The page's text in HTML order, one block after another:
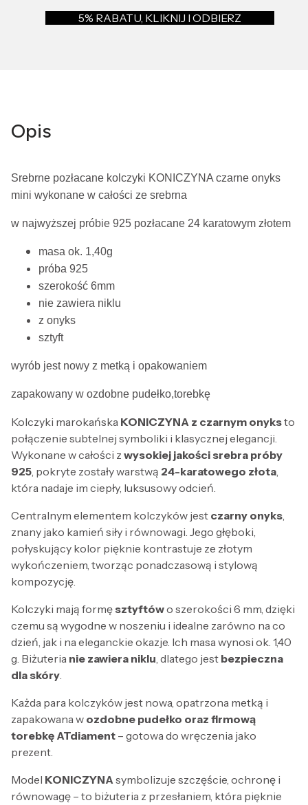
5% RABATU, KLIKNIJ I ODBIERZ
Opis
Srebrne pozłacane kolczyki KONICZYNA czarne onyks
mini wykonane w całości ze srebrna
w najwyższej próbie 925 pozłacane 24 karatowym złotem
masa ok. 1,40g
próba 925
szerokość 6mm
nie zawiera niklu
z onyks
sztyft
wyrób jest nowy z metką i opakowaniem
zapakowany w ozdobne pudełko,torebkę
Kolczyki marokańska KONICZYNA z czarnym onyksto
połączenie subtelnej symboliki i klasycznej elegancji.
Wykonane w całości z wysokiej jakości srebra próby
925, pokryte zostały warstwą 24-karatowego złota,
która nadaje im ciepły, luksusowy odcień.
Centralnym elementem kolczyków jest czarny onyks,
znany jako kamień siły i równowagi. Jego głęboki,
połyskujący kolor pięknie kontrastuje ze złotym
wykończeniem, tworząc ponadczasową i stylową
kompozycję.
Kolczyki mają formęsztyftówo szerokości 6 mm, dzięki
czemu są wygodne w noszeniu i idealne zarówno na co
dzień, jak i na eleganckie okazje. Ich masa wynosi ok. 1,40
g. Biżuteria nie zawiera niklu, dlatego jest bezpieczna
dla skóry.
Każda para kolczyków jest nowa, opatrzona metką i
zapakowana w ozdobne pudełko oraz firmową
torebkę ATdiament – gotowa do wręczenia jako
prezent.
Model KONICZYNAsymbolizuje szczęście, ochronę i
równowagę – to biżuteria z przesłaniem, która pięknie